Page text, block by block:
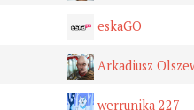
eskaGO
Arkadiusz
werrunika 227